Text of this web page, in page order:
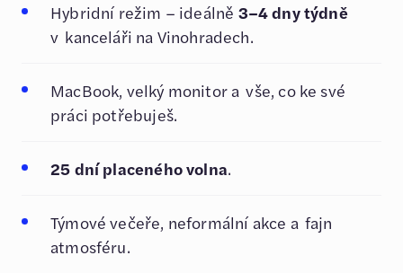
Hybridní režim – ideálně 3–4 dny týdně
v kanceláři na Vinohradech.
MacBook, velký monitor a vše, co ke své
práci potřebuješ.
25 dní placeného volna.
Týmové večeře, neformální akce a fajn
atmosféru.